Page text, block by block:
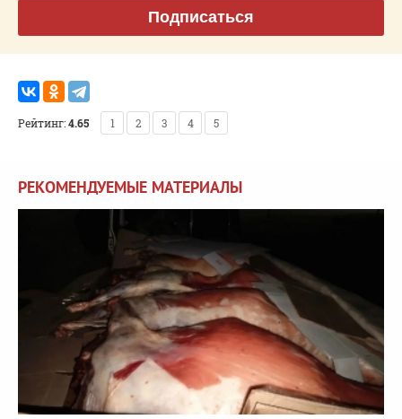
Подписаться
Рейтинг:4.65 1 2 3 4 5
РЕКОМЕНДУЕМЫЕ МАТЕРИАЛЫ